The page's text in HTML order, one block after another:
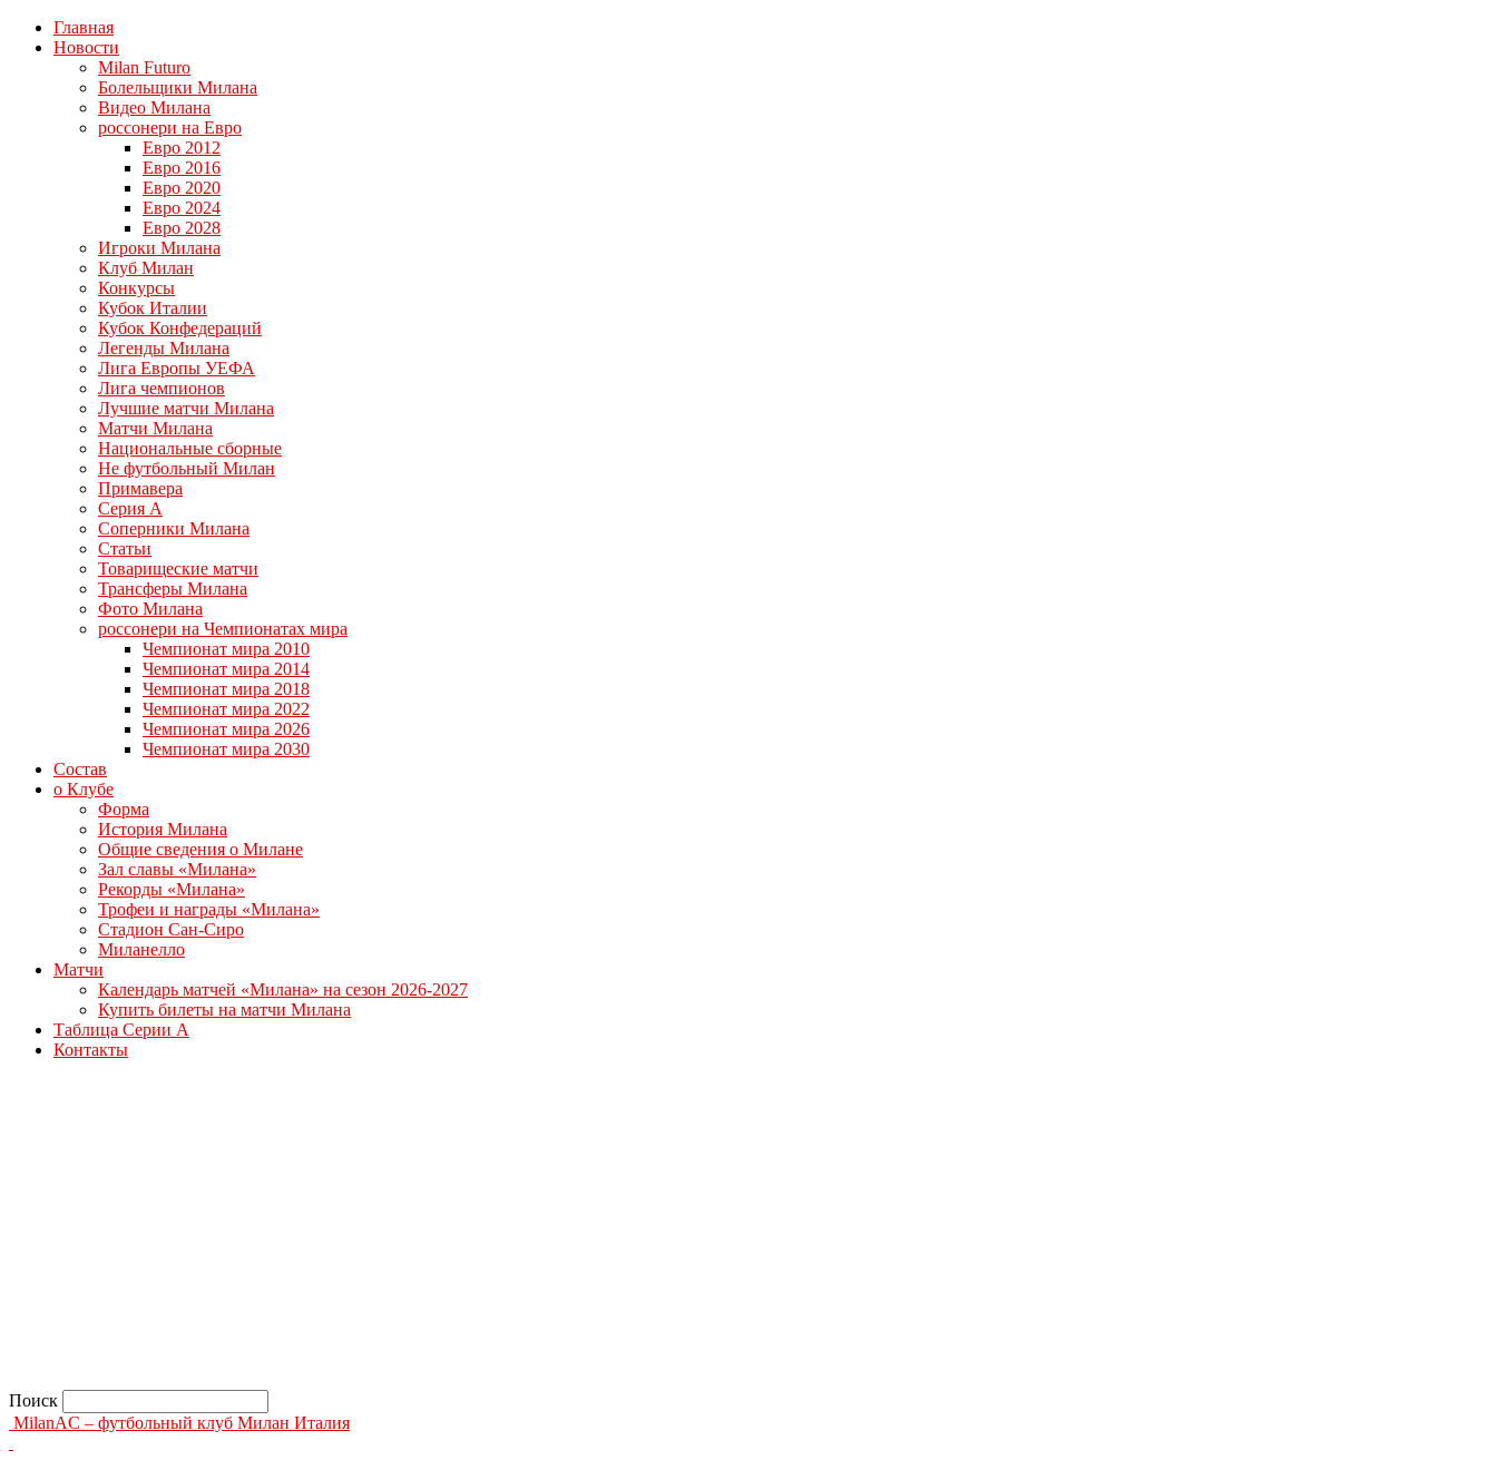
Главная
Новости
Milan Futuro
Болельщики Милана
Видео Милана
россонери на Евро
Евро 2012
Евро 2016
Евро 2020
Евро 2024
Евро 2028
Игроки Милана
Клуб Милан
Конкурсы
Кубок Италии
Кубок Конфедераций
Легенды Милана
Лига Европы УЕФА
Лига чемпионов
Лучшие матчи Милана
Матчи Милана
Национальные сборные
Не футбольный Милан
Примавера
Серия А
Соперники Милана
Статьи
Товарищеские матчи
Трансферы Милана
Фото Милана
россонери на Чемпионатах мира
Чемпионат мира 2010
Чемпионат мира 2014
Чемпионат мира 2018
Чемпионат мира 2022
Чемпионат мира 2026
Чемпионат мира 2030
Состав
о Клубе
Форма
История Милана
Общие сведения о Милане
Зал славы «Милана»
Рекорды «Милана»
Трофеи и награды «Милана»
Стадион Сан-Сиро
Миланелло
Матчи
Календарь матчей «Милана» на сезон 2026-2027
Купить билеты на матчи Милана
Таблица Серии А
Контакты
Поиск
MilanAC – футбольный клуб Милан Италия